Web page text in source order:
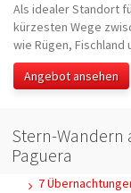
Als idealer Standort
kürzesten Wege
wie Rügen, Fischland
Angebot ansehen
Stern-Wandern
Paguera
7